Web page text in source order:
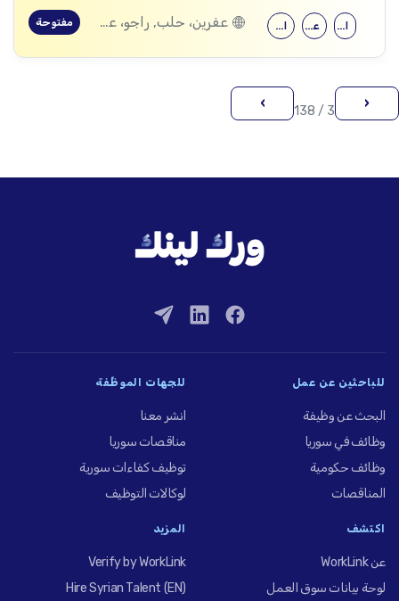
الثانوية العامة علم النفس الحقوق عفرين، حلب, راجو، عفرين، حلب مفتوحة
‹
3 / 138
›
للباحثين عن عمل
البحث عن وظيفة
وظائف في سوريا
وظائف حكومية
المناقصات
للجهات الموظِّفة
انشر معنا
مناقصات سوريا
توظيف كفاءات سورية
لوكالات التوظيف
اكتشف
عن WorkLink
لوحة بيانات سوق العمل
المزيد
Verify by WorkLink
Hire Syrian Talent (EN)